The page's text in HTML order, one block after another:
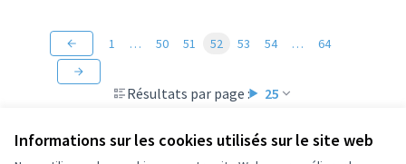
Informations sur les cookies utilisés sur le site web
Résultats par page : 25
1 … 50 51 52 53 54 … 64